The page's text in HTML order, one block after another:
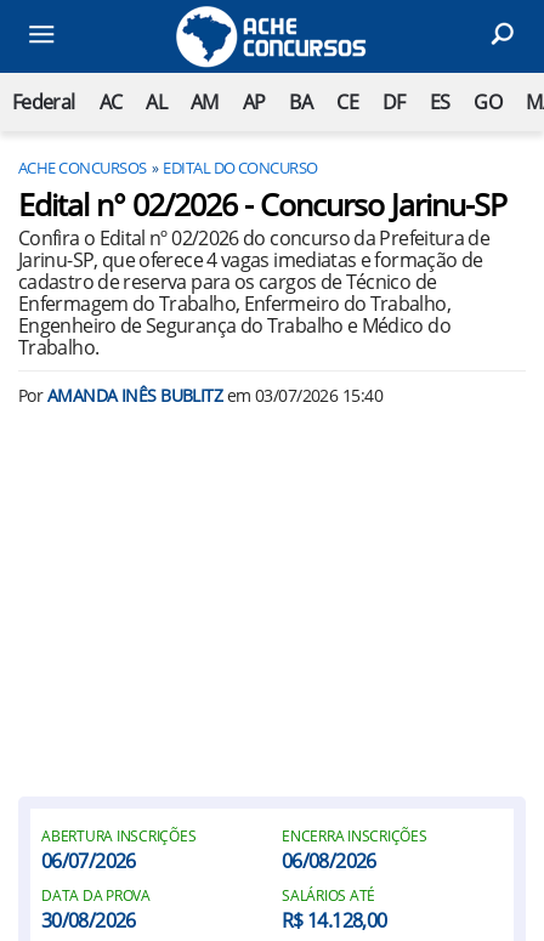
Federal AC AL AM AP BA CE DF ES GO
ACHE CONCURSOS EDITAL DO CONCURSO
Edital n° 02/2026 - Concurso Jarinu-SP
Confira o Edital nº 02/2026 do concurso da Prefeitura de
Jarinu-SP, que oferece 4 vagas imediatas e formação de
cadastro de reserva para os cargos de Técnico de
Enfermagem do Trabalho, Enfermeiro do Trabalho,
Engenheiro de Segurança do Trabalho e Médico do
Trabalho.
PorAMANDA INÊS BUBLITZem 03/07/2026 15:40
ABERTURA INSCRIÇÕES
06/07/2026
ENCERRA INSCRIÇÕES
06/08/2026
DATA DA PROVA
30/08/2026
SALÁRIOS ATÉ
R$ 14.128,00